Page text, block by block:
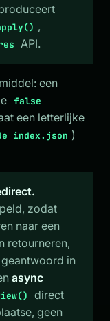
,
API.
een
false
een letterlijke
index.json )
zodat
naar een
retourneren,
in
async
direct
geen